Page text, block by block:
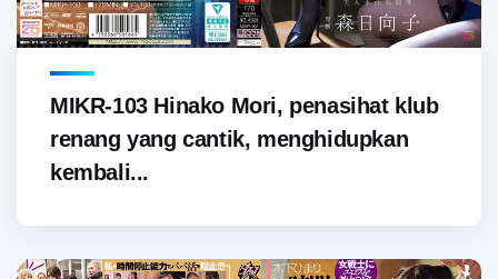
MIKR-103 Hinako Mori, penasihat klub
renang yang cantik, menghidupkan
kembali...